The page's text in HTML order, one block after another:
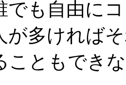
でも自由に
が多ければ
こともでき